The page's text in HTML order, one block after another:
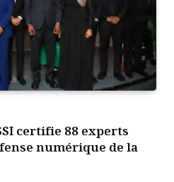
certifie 88 experts
numérique de la